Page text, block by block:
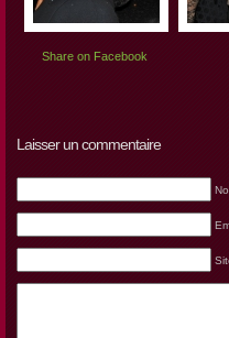
Share on Facebook
Laisser un commentaire